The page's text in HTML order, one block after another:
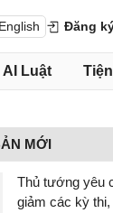
English Đăng
AI Luật
MỚI
Thủ tướng yêu
giảm các kỳ